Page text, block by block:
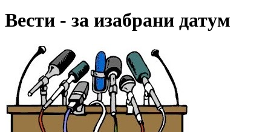
Вести - за изабрани датум